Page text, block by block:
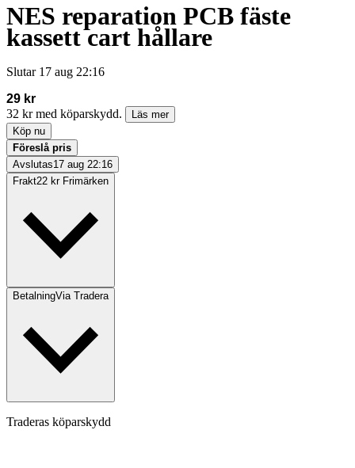
NES reparation PCB fäste
kassett cart hållare
Slutar 17 aug 22:16
29 kr
32 kr med köparskydd.
Läs mer
Köp nu
Föreslå pris
Avslutas17 aug 22:16
Frakt22 kr Frimärken
BetalningVia Tradera
Traderas köparskydd